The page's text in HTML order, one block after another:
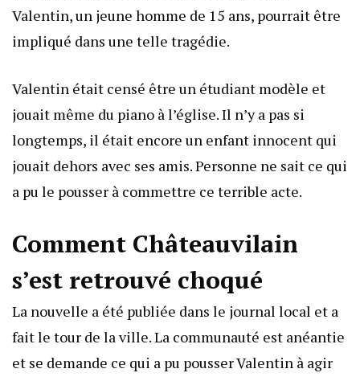
Valentin, un jeune homme de 15 ans, pourrait être
impliqué dans une telle tragédie.
Valentin était censé être un étudiant modèle et
jouait même du piano à l’église. Il n’y a pas si
longtemps, il était encore un enfant innocent qui
jouait dehors avec ses amis. Personne ne sait ce qui
a pu le pousser à commettre ce terrible acte.
Comment Châteauvilain
s’est retrouvé choqué
La nouvelle a été publiée dans le journal local et a
fait le tour de la ville. La communauté est anéantie
et se demande ce qui a pu pousser Valentin à agir